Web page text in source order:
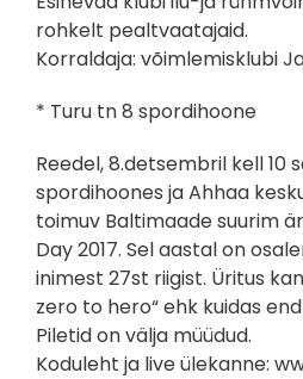
rohkelt pealtvaatajaid.
Korraldaja: võimlemisklubi
* Turu tn 8 spordihoone
Reedel, 8.detsembril kell 10
spordihoones ja Ahhaa
toimuv Baltimaade suurim
Day 2017. Sel aastal on
inimest 27st riigist. Üritus
zero to hero“ ehk kuidas
Piletid on välja müüdud.
Koduleht ja live ülekanne: